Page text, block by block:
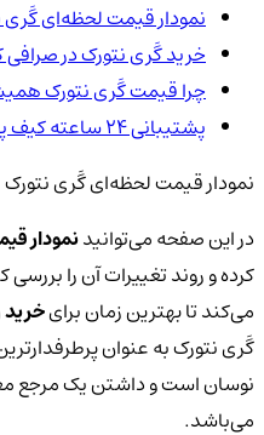
نمودار قیمت لحظه‌ای گَری
خرید گَری نتورک در
چرا قیمت گَری نتورک
پشتیبانی ۲۴ ساعته کیف پول من
نمودار قیمت لحظه‌ای گَری نتورک
در این صفحه می‌توانیدنمودار
کرده و روند تغییرات آن را
می‌کند تا بهترین زمان برایخرید
گَری نتورک به عنوان
نوسان است و داشتن یک مرجع
می‌باشد.